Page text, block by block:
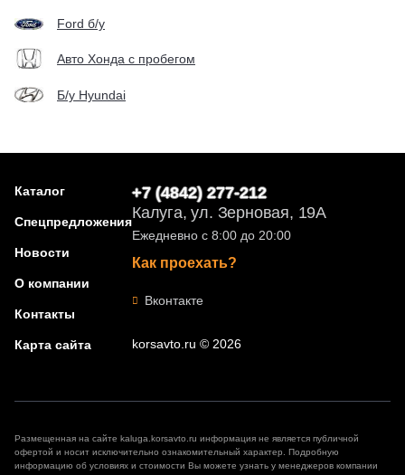
Ford б/у
Авто Хонда с пробегом
Б/у Hyundai
Каталог
Спецпредложения
Новости
О компании
Контакты
Карта сайта
+7 (4842) 277-212
Калуга, ул. Зерновая, 19А
Ежедневно с 8:00 до 20:00
Как проехать?
Вконтакте
korsavto.ru © 2026
Размещенная на сайте kaluga.korsavto.ru информация не является публичной
офертой и носит исключительно ознакомительный характер. Подробную
информацию об условиях и стоимости Вы можете узнать у менеджеров компании